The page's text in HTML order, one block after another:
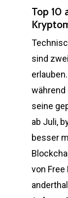
Top 10
sind
während
seine
ab Juli,
besser
von Free